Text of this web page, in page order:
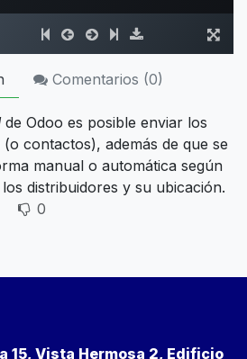
Comentarios (0)
de Odoo es posible enviar los
contactos), además de que se
manual o automática según
distribuidores y su ubicación.
0
15, Vista Hermosa 2, Edificio